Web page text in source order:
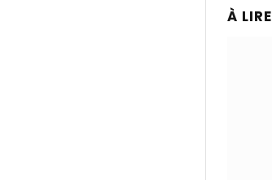
À LIRE